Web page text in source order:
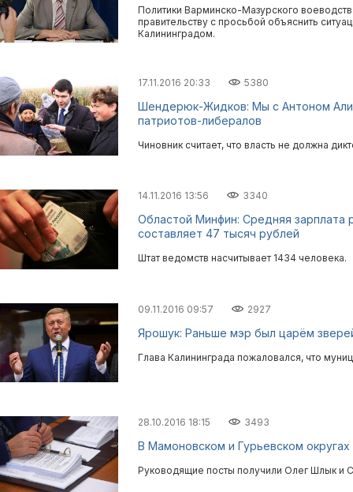
Политики Варминско-Мазурского
правительству с просьбой объяснить
Калининградом.
17.11.2016 20:33 5380
Шендерюк-Жидков: Мы с Антоном
патриотов-либералов
Чиновник считает, что власть не должна
14.11.2016 13:56 3340
Областой Минфин: Средняя зарплата
составляет 47 тысяч рублей
Штат ведомств насчитывает 1434 человека.
09.11.2016 09:57 2927
Ярошук: Раньше мэр был царём
Глава Калининграда пожаловался, что
28.10.2016 18:15 3493
В Мамоновском и Гурьевском округах
Руководящие посты получили Олег Шлык и